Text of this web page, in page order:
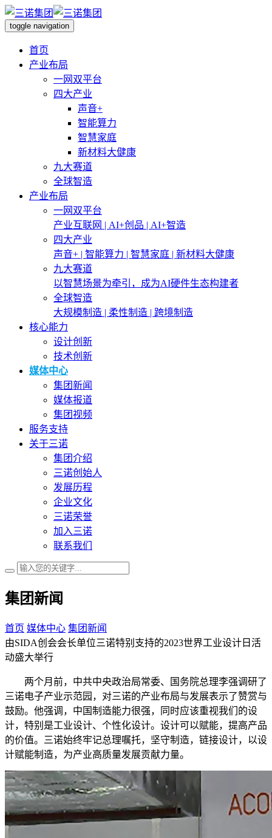
toggle navigation
首页
产业布局
一网双平台
四大产业
声音+
智能算力
智慧家庭
新材料大健康
九大赛道
全球智造
产业布局
一网双平台
产业互联网 | AI+创品 | AI+智造
四大产业
声音+ | 智能算力 | 智慧家庭 | 新材料大健康
九大赛道
以智慧场景为牵引，成为AI硬件生态构建者
全球智造
大规模制造 | 柔性制造 | 跨境制造
核心能力
设计创新
技术创新
媒体中心
集团新闻
媒体报道
集团视频
服务支持
关于三诺
集团介绍
三诺创始人
发展历程
企业文化
三诺荣誉
加入三诺
联系我们
集团新闻
首页 媒体中心 集团新闻
由SIDA创会会长单位三诺特别支持的2023世界工业设计日活
动盛大举行
两个月前，中共中央政治局常委、国务院总理李强调研了
三诺电子产业示范园，对三诺的产业布局与发展表示了赞赏与
鼓励。他强调，中国制造能力很强，同时应该重视我们的设
计，特别是工业设计、个性化设计。设计可以赋能，提高产品
的价值。三诺始终牢记总理嘱托，坚守制造，链接设计，以设
计赋能制造，为产业高质量发展贡献力量。